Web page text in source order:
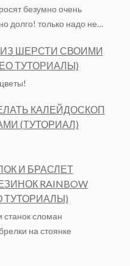
безумно очень
долго! только надо не…
ШЕРСТИ СВОИМИ
ТУТОРИАЛЫ)
КАЛЕЙДОСКОП
(ТУТОРИАЛ)
И БРАСЛЕТ
RAINBOW
ТУТОРИАЛЫ)
станок сломан
на стоянке